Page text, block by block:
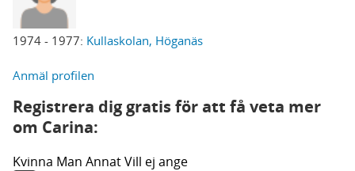
1974 - 1977: Kullaskolan, Höganäs
Anmäl profilen
Registrera dig gratis för att få veta mer
om Carina:
Kvinna Man AnnatVill ej ange